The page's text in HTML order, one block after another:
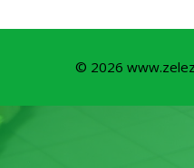
© 2026